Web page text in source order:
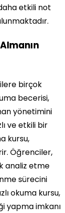
etkili not
birçok
becerisi,
yönetimini
ve etkili bir
kursu,
Öğrenciler,
analiz etme
sürecini
okuma kursu,
yapma imkanı